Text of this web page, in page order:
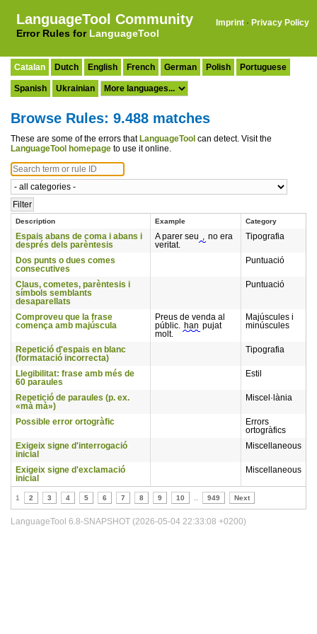
LanguageTool Community
Error Rules for LanguageTool
Imprint · Privacy Policy
Catalan Dutch English French German Polish Portuguese
Spanish Ukrainian
Browse Rules: 9.488 matches
These are some of the errors that LanguageTool can detect. Visit the
LanguageTool homepage to use it online.
Description Example Category
Espais abans de coma i abans i
després dels parèntesis
A parer seu , no era
veritat.
Tipografia
Dos punts o dues comes
consecutives
Puntuació
Claus, cometes, parèntesis i
símbols semblants
desaparellats
Puntuació
Comproveu que la frase
comença amb majúscula
Preus de venda al
públic. han pujat
molt.
Majúscules i
minúscules
Repetició d'espais en blanc
(formatació incorrecta)
Tipografia
Llegibilitat: frase amb més de
60 paraules
Estil
Repetició de paraules (p. ex.
«mà mà»)
Miscel·lània
Possible error ortogràfic
Errors
ortogràfics
Exigeix signe d'interrogació
inicial
Miscellaneous
Exigeix signe d'exclamació
inicial
Miscellaneous
1 2 3 4 5 6 7 8 9 10 949 Next
LanguageTool 6.8-SNAPSHOT (2026-05-04 22:33:08 +0200)